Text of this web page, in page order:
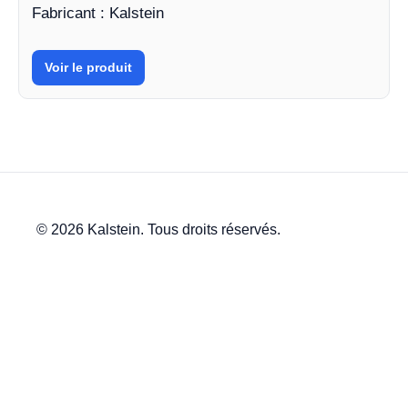
Fabricant : Kalstein
Voir le produit
© 2026 Kalstein. Tous droits réservés.